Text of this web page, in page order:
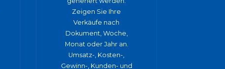
Zeigen Sie Ihre
Verkäufe nach
Dokument, Woche,
Monat oder Jahr an.
Umsatz-, Kosten-,
Gewinn-, Kunden- und